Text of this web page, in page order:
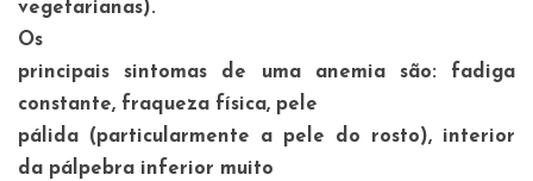
vegetarianas).
Os
principais sintomas de uma anemia são: fadiga
constante, fraqueza física, pele
pálida (particularmente a pele do rosto), interior
da pálpebra inferior muito